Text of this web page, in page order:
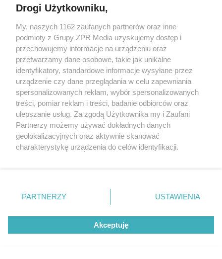
Radomiakiem. Trener
wskazuje powody
poradziła sobie Anna
Twardosz?
Drogi Użytkowniku,
My, naszych 1162 zaufanych partnerów oraz inne
podmioty z Grupy ZPR Media uzyskujemy dostęp i
przechowujemy informacje na urządzeniu oraz
przetwarzamy dane osobowe, takie jak unikalne
identyfikatory, standardowe informacje wysyłane przez
urządzenie czy dane przeglądania w celu zapewniania
spersonalizowanych reklam, wybór spersonalizowanych
treści, pomiar reklam i treści, badanie odbiorców oraz
ulepszanie usług. Za zgodą Użytkownika my i Zaufani
Partnerzy możemy używać dokładnych danych
geolokalizacyjnych oraz aktywnie skanować
charakterystykę urządzenia do celów identyfikacji.
zmienić/wycofać klikając przycisk ustawień prywatności
znajdujący się w lewym dolnym rogu strony
rodzaje przetwarzania danych nie wymagają zgody
użytkownika, ale masz prawo sprzeciwić się takiemu
przetwarzaniu. Preferencje będą miały zastosowanie tylko
PARTNERZY USTAWIENIA
Akceptuję